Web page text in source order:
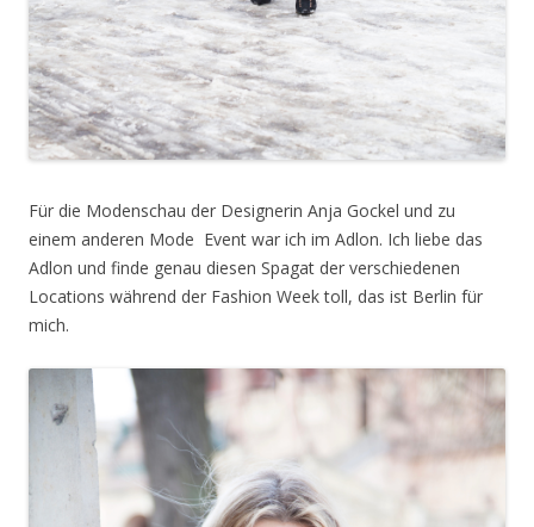
Für die Modenschau der Designerin Anja Gockel und zu
einem anderen Mode Event war ich im Adlon. Ich liebe das
Adlon und finde genau diesen Spagat der verschiedenen
Locations während der Fashion Week toll, das ist Berlin für
mich.